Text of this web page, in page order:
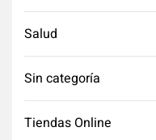
Salud
Sin categoría
Tiendas Online